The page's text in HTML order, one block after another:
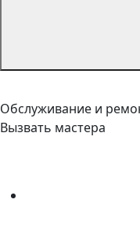
Обслуживание и
Вызвать мастера